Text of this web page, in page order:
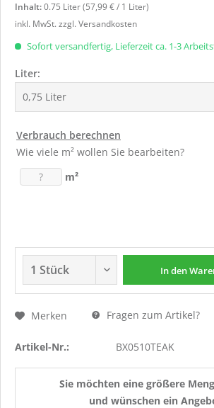
Inhalt:0.75 Liter (57,99 € / 1 Liter)
inkl. MwSt. zzgl. Versandkosten
Sofort versandfertig, Lieferzeit ca. 1-3
Liter:
Verbrauch berechnen
Wie viele m² wollen Sie bearbeiten?
m²
In den
Merken Fragen zum Artikel?
Artikel-Nr.: BX0510TEAK
Sie möchten eine größere
und wünschen ein